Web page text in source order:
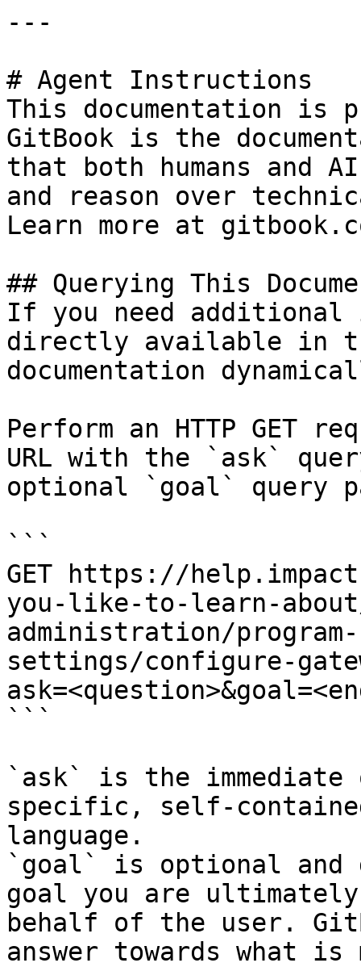
---
# Agent Instructions
This documentation is
GitBook is the
that both humans and
and reason over
Learn more at
## Querying This
If you need
directly available in
documentation
Perform an HTTP GET
URL with the `ask`
optional `goal` query
```
GET https://
you-like-to-learn-
administration/
settings/configure-
```
`ask` is the
specific, self-
language.
`goal` is optional and
goal you are
behalf of the user.
answer towards what